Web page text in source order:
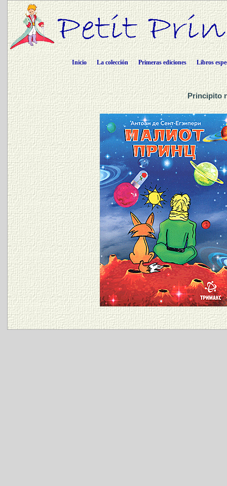
Inicio La colección Primeras ediciones Libros
Principito